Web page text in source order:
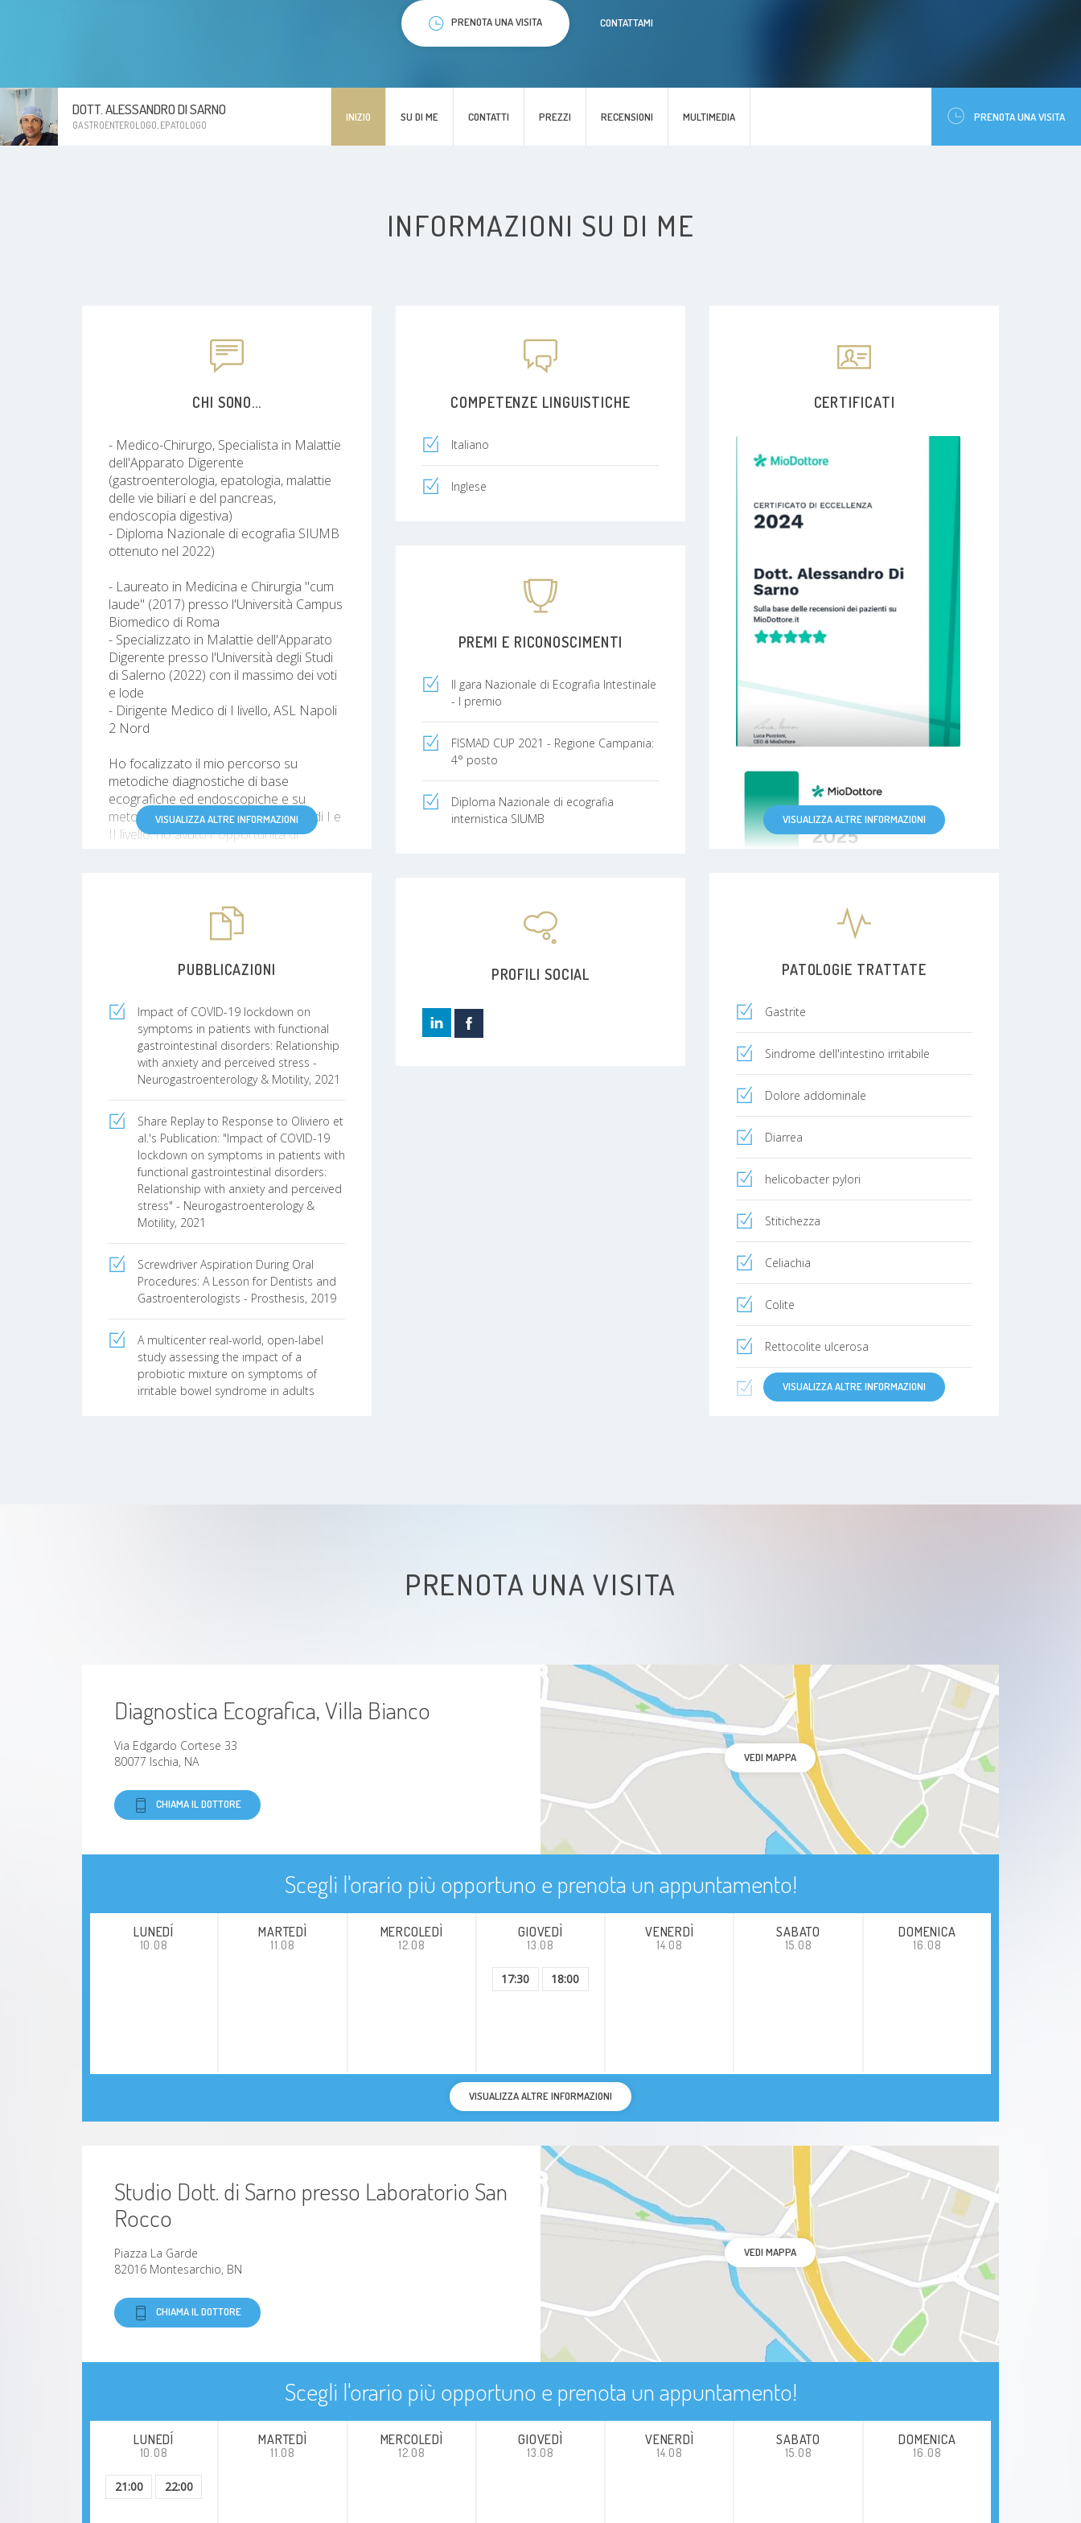
DOTT. ALESSANDRO DI SARNO
GASTROENTEROLOGO, EPATOLOGO
INIZIO SU DI ME CONTATTI PREZZI RECENSIONI MULTIMEDIA PRENOTA UNA VISITA
PRENOTA UNA VISITA CONTATTAMI
INFORMAZIONI SU DI ME
CHI SONO...
- Medico-Chirurgo, Specialista in Malattie
dell'Apparato Digerente
(gastroenterologia, epatologia, malattie
delle vie biliari e del pancreas,
endoscopia digestiva)
- Diploma Nazionale di ecografia SIUMB
ottenuto nel 2022)
- Laureato in Medicina e Chirurgia "cum
laude" (2017) presso l'Università Campus
Biomedico di Roma
- Specializzato in Malattie dell'Apparato
Digerente presso l'Università degli Studi
di Salerno (2022) con il massimo dei voti
e lode
- Dirigente Medico di I livello, ASL Napoli
2 Nord
Ho focalizzato il mio percorso su
metodiche diagnostiche di base
ecografiche ed endoscopiche e su
metodiche endoscopiche operative di I e
II livello; ho avuto l' opportunità di
in extra - rete formativa.
Mi occupo di affezioni
Malattie Infiammatorie Croniche
gastrointestinali, patologie bilio-
pancreatiche e fisiopatologia.
Sono membro di diverse Società
Scientifiche quali Società Italiana di
Endoscopia Digestiva (SIED),
Associazione Italiana Gastroenterologi
ed endoscopisti digestivi Ospedalieri
(AIGO), Società Italiana di Ultrasonologia
in Medicina e Biologia (SIUMB), Società
Italiana di Ecografia in Medicina e
Chirurgia (SIEMC).
VISUALIZZA ALTRE INFORMAZIONI
COMPETENZE LINGUISTICHE
Italiano
Inglese
CERTIFICATI
VISUALIZZA ALTRE INFORMAZIONI
PREMI E RICONOSCIMENTI
II gara Nazionale di Ecografia Intestinale
- I premio
FISMAD CUP 2021 - Regione Campania:
4° posto
Diploma Nazionale di ecografia
internistica SIUMB
PUBBLICAZIONI
Impact of COVID-19 lockdown on
symptoms in patients with functional
gastrointestinal disorders: Relationship
with anxiety and perceived stress -
Neurogastroenterology & Motility, 2021
Share Replay to Response to Oliviero et
al.'s Publication: "Impact of COVID-19
lockdown on symptoms in patients with
functional gastrointestinal disorders:
Relationship with anxiety and perceived
stress" - Neurogastroenterology &
Motility, 2021
Screwdriver Aspiration During Oral
Procedures: A Lesson for Dentists and
Gastroenterologists - Prosthesis, 2019
A multicenter real-world, open-label
study assessing the impact of a
probiotic mixture on symptoms of
irritable bowel syndrome in adults
PATOLOGIE TRATTATE
Gastrite
Sindrome dell'intestino irritabile
Dolore addominale
Diarrea
helicobacter pylori
Stitichezza
Celiachia
Colite
Rettocolite ulcerosa
Malattia di crohn
Carcinoma del colonretto
Disfagia
Diverticolosi
VISUALIZZA ALTRE INFORMAZIONI
PROFILI SOCIAL
PRENOTA UNA VISITA
Diagnostica Ecografica, Villa Bianco
Via Edgardo Cortese 33
80077 Ischia, NA
CHIAMA IL DOTTORE
VEDI MAPPA
Scegli l'orario più opportuno e prenota un appuntamento!
LUNEDÍ
10.08
MARTEDÌ
11.08
MERCOLEDÌ
12.08
GIOVEDÌ
13.08
17:30 18:00
VENERDÌ
14.08
SABATO
15.08
DOMENICA
16.08
VISUALIZZA ALTRE INFORMAZIONI
Studio Dott. di Sarno presso Laboratorio San
Rocco
Piazza La Garde
82016 Montesarchio, BN
CHIAMA IL DOTTORE
VEDI MAPPA
Scegli l'orario più opportuno e prenota un appuntamento!
LUNEDÍ
10.08
21:00 22:00
MARTEDÌ
11.08
MERCOLEDÌ
12.08
GIOVEDÌ
13.08
VENERDÌ
14.08
SABATO
15.08
DOMENICA
16.08